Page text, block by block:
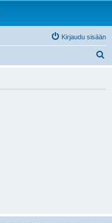
Kirjaudu sisään